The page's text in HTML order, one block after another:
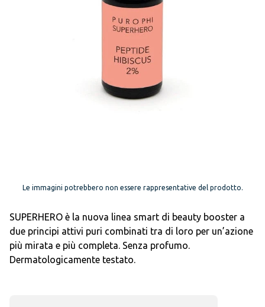
Le immagini potrebbero non essere rappresentative del prodotto.
SUPERHERO è la nuova linea smart di beauty booster a
due principi attivi puri combinati tra di loro per un’azione
più mirata e più completa. Senza profumo.
Dermatologicamente testato.